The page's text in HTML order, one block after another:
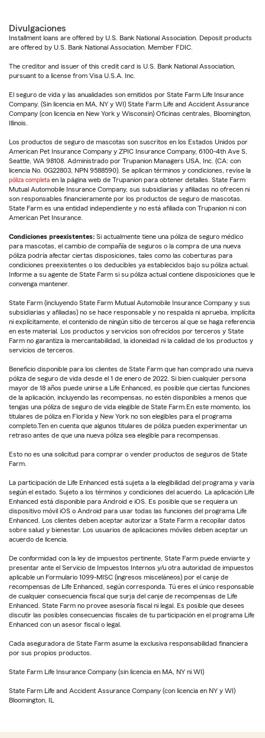
Divulgaciones
Installment loans are offered by U.S. Bank National Association. Deposit products
are offered by U.S. Bank National Association. Member FDIC.
The creditor and issuer of this credit card is U.S. Bank National Association,
pursuant to a license from Visa U.S.A. Inc.
El seguro de vida y las anualidades son emitidos por State Farm Life Insurance
Company. (Sin licencia en MA, NY y WI) State Farm Life and Accident Assurance
Company (con licencia en New York y Wisconsin) Oficinas centrales, Bloomington,
Illinois.
Los productos de seguro de mascotas son suscritos en los Estados Unidos por
American Pet Insurance Company y ZPIC Insurance Company, 6100-4th Ave S,
Seattle, WA 98108. Administrado por Trupanion Managers USA, Inc. (CA: con
licencia No. 0G22803, NPN 9588590). Se aplican términos y condiciones, revise la
póliza completa en la página web de Trupanion para obtener detalles. State Farm
Mutual Automobile Insurance Company, sus subsidiarias y afiliadas no ofrecen ni
son responsables financieramente por los productos de seguro de mascotas.
State Farm es una entidad independiente y no está afiliada con Trupanion ni con
American Pet Insurance.
Condiciones preexistentes: Si actualmente tiene una póliza de seguro médico
para mascotas, el cambio de compañía de seguros o la compra de una nueva
póliza podría afectar ciertas disposiciones, tales como las coberturas para
condiciones preexistentes o los deducibles ya establecidos bajo su póliza actual.
Informe a su agente de State Farm si su póliza actual contiene disposiciones que le
convenga mantener.
State Farm (incluyendo State Farm Mutual Automobile Insurance Company y sus
subsidiarias y afiliadas) no se hace responsable y no respalda ni aprueba, implícita
ni explícitamente, el contenido de ningún sitio de terceros al que se haga referencia
en este material. Los productos y servicios son ofrecidos por terceros y State
Farm no garantiza la mercantabilidad, la idoneidad ni la calidad de los productos y
servicios de terceros.
Beneficio disponible para los clientes de State Farm que han comprado una nueva
póliza de seguro de vida desde el 1 de enero de 2022. Si bien cualquier persona
mayor de 18 años puede unirse a Life Enhanced, es posible que ciertas funciones
de la aplicación, incluyendo las recompensas, no estén disponibles a menos que
tengas una póliza de seguro de vida elegible de State Farm.En este momento, los
titulares de póliza en Florida y New York no son elegibles para el programa
completo.Ten en cuenta que algunos titulares de póliza pueden experimentar un
retraso antes de que una nueva póliza sea elegible para recompensas.
Esto no es una solicitud para comprar o vender productos de seguros de State
Farm.
La participación de Life Enhanced está sujeta a la elegibilidad del programa y varía
según el estado. Sujeto a los términos y condiciones del acuerdo. La aplicación Life
Enhanced está disponible para Android e iOS. Es posible que se requiera un
dispositivo móvil iOS o Android para usar todas las funciones del programa Life
Enhanced. Los clientes deben aceptar autorizar a State Farm a recopilar datos
sobre salud y bienestar. Los usuarios de aplicaciones móviles deben aceptar un
acuerdo de licencia.
De conformidad con la ley de impuestos pertinente, State Farm puede enviarte y
presentar ante el Servicio de Impuestos Internos y/u otra autoridad de impuestos
aplicable un Formulario 1099-MISC (ingresos misceláneos) por el canje de
recompensas de Life Enhanced, según corresponda. Tú eres el único responsable
de cualquier consecuencia fiscal que surja del canje de recompensas de Life
Enhanced. State Farm no provee asesoría fiscal ni legal. Es posible que desees
discutir las posibles consecuencias fiscales de tu participación en el programa Life
Enhanced con un asesor fiscal o legal.
Cada aseguradora de State Farm asume la exclusiva responsabilidad financiera
por sus propios productos.
State Farm Life Insurance Company (sin licencia en MA, NY ni WI)
State Farm Life and Accident Assurance Company (con licencia en NY y WI)
Bloomington, IL